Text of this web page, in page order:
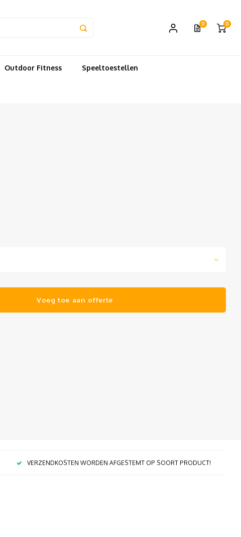
0 0
Outdoor Fitness Speeltoestellen
Voeg toe aan offerte
VERZENDKOSTEN WORDEN AFGESTEMT OP SOORT PRODUCT!